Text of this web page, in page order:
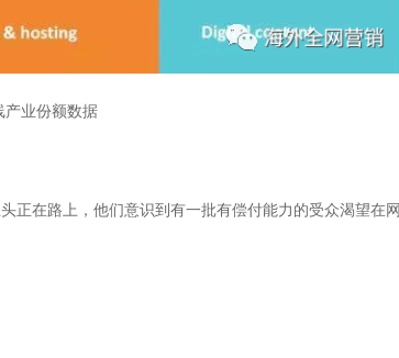
业份额数据
正在路上，他们意识到有一批有偿付能力的受众渴望在网